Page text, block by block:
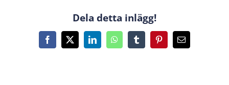
Dela detta inlägg!
Facebook
X LinkedInWhatsAppTumblrPinterest
E-
post